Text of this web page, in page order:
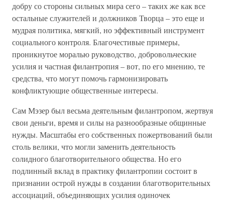
добру со стороны сильных мира сего – таких же как все
остальные служителей и должников Творца – это еще и
мудрая политика, мягкий, но эффективный инструмент
социального контроля. Благочестивые примеры,
проникнутое моралью руководство, добровольческие
усилия и частная филантропия – вот, по его мнению, те
средства, что могут помочь гармонизировать
конфликтующие общественные интересы.
Сам Мэзер был весьма деятельным филантропом, жертвуя
свои деньги, время и силы на разнообразные общинные
нужды. Масштабы его собственных пожертвований были
столь велики, что могли заменить деятельность
солидного благотворительного общества. Но его
подлинный вклад в практику филантропии состоит в
признании острой нужды в создании благотворительных
ассоциаций, объединяющих усилия одиночек